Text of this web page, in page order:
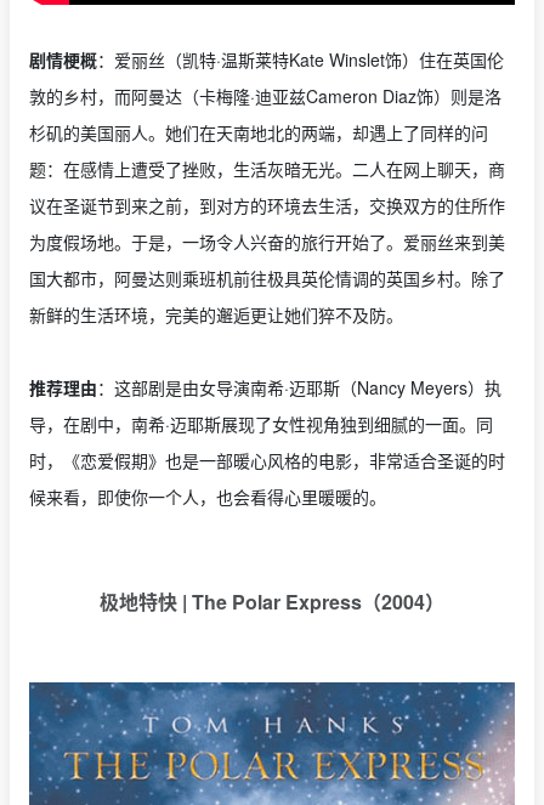
剧情梗概：爱丽丝（凯特·温斯莱特Kate Winslet饰）住在英国伦
敦的乡村，而阿曼达（卡梅隆·迪亚兹Cameron Diaz饰）则是洛
杉矶的美国丽人。她们在天南地北的两端，却遇上了同样的问
题：在感情上遭受了挫败，生活灰暗无光。二人在网上聊天，商
议在圣诞节到来之前，到对方的环境去生活，交换双方的住所作
为度假场地。于是，一场令人兴奋的旅行开始了。爱丽丝来到美
国大都市，阿曼达则乘班机前往极具英伦情调的英国乡村。除了
新鲜的生活环境，完美的邂逅更让她们猝不及防。
推荐理由：这部剧是由女导演南希·迈耶斯（Nancy Meyers）执
导，在剧中，南希·迈耶斯展现了女性视角独到细腻的一面。同
时，《恋爱假期》也是一部暖心风格的电影，非常适合圣诞的时
候来看，即使你一个人，也会看得心里暖暖的。
极地特快 | The Polar Express（2004）